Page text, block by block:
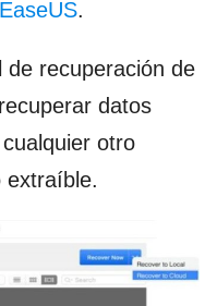
.
de recuperación de
datos
otro
extraíble.